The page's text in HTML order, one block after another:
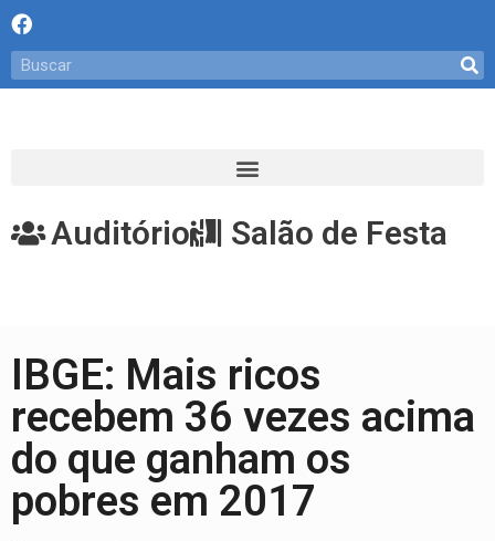
Auditório Salão de Festa
IBGE: Mais ricos
recebem 36 vezes acima
do que ganham os
pobres em 2017